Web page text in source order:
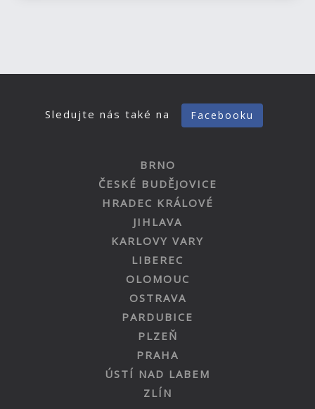
Sledujte nás také na Facebooku
BRNO
ČESKÉ BUDĚJOVICE
HRADEC KRÁLOVÉ
JIHLAVA
KARLOVY VARY
LIBEREC
OLOMOUC
OSTRAVA
PARDUBICE
PLZEŇ
PRAHA
ÚSTÍ NAD LABEM
ZLÍN